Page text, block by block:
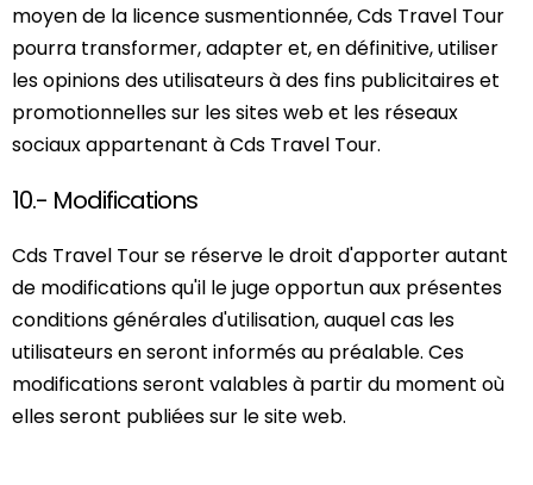
moyen de la licence susmentionnée, Cds Travel Tour
pourra transformer, adapter et, en définitive, utiliser
les opinions des utilisateurs à des fins publicitaires et
promotionnelles sur les sites web et les réseaux
sociaux appartenant à Cds Travel Tour.
10.- Modifications
Cds Travel Tour se réserve le droit d'apporter autant
de modifications qu'il le juge opportun aux présentes
conditions générales d'utilisation, auquel cas les
utilisateurs en seront informés au préalable. Ces
modifications seront valables à partir du moment où
elles seront publiées sur le site web.